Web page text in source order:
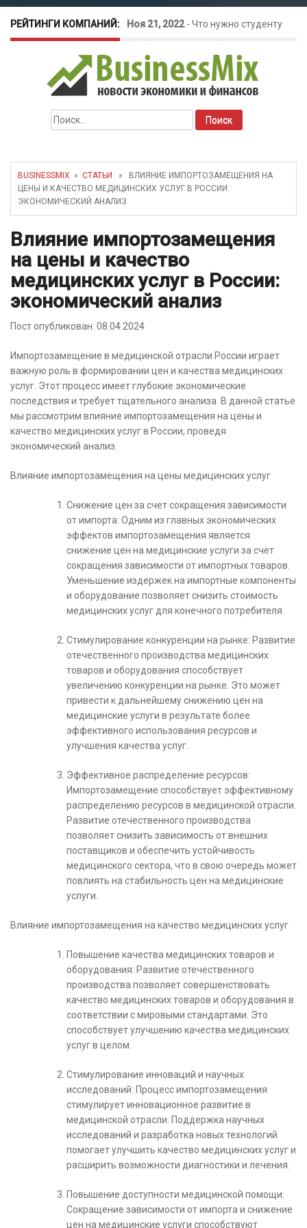
РЕЙТИНГИ КОМПАНИЙ: Ноя 21, 2022- Что нужно студенту
для открытия бизнеса?
Окт 26, 2022-Телефония для
amoCRM: лучшие инструменты для
бизнеса
Найти:
BUSINESSMIX » СТАТЬИ
» ВЛИЯНИЕ ИМПОРТОЗАМЕЩЕНИЯ НА
ЦЕНЫ И КАЧЕСТВО МЕДИЦИНСКИХ УСЛУГ В РОССИИ:
ЭКОНОМИЧЕСКИЙ АНАЛИЗ
Влияние импортозамещения
на цены и качество
медицинских услуг в России:
экономический анализ
Пост опубликован: 08.04.2024
Импортозамещение в медицинской отрасли России играет
важную роль в формировании цен и качества медицинских
услуг. Этот процесс имеет глубокие экономические
последствия и требует тщательного анализа. В данной статье
мы рассмотрим влияние импортозамещения на цены и
качество медицинских услуг в России, проведя
экономический анализ.
Влияние импортозамещения на цены медицинских услуг
Снижение цен за счет сокращения зависимости
от импорта: Одним из главных экономических
эффектов импортозамещения является
снижение цен на медицинские услуги за счет
сокращения зависимости от импортных товаров.
Уменьшение издержек на импортные компоненты
и оборудование позволяет снизить стоимость
медицинских услуг для конечного потребителя.
Стимулирование конкуренции на рынке: Развитие
отечественного производства медицинских
товаров и оборудования способствует
увеличению конкуренции на рынке. Это может
привести к дальнейшему снижению цен на
медицинские услуги в результате более
эффективного использования ресурсов и
улучшения качества услуг.
Эффективное распределение ресурсов:
Импортозамещение способствует эффективному
распределению ресурсов в медицинской отрасли.
Развитие отечественного производства
позволяет снизить зависимость от внешних
поставщиков и обеспечить устойчивость
медицинского сектора, что в свою очередь может
повлиять на стабильность цен на медицинские
услуги.
Влияние импортозамещения на качество медицинских услуг
Повышение качества медицинских товаров и
оборудования: Развитие отечественного
производства позволяет совершенствовать
качество медицинских товаров и оборудования в
соответствии с мировыми стандартами. Это
способствует улучшению качества медицинских
услуг в целом.
Стимулирование инноваций и научных
исследований: Процесс импортозамещения
стимулирует инновационное развитие в
медицинской отрасли. Поддержка научных
исследований и разработка новых технологий
помогает улучшить качество медицинских услуг и
расширить возможности диагностики и лечения.
Повышение доступности медицинской помощи:
Сокращение зависимости от импорта и снижение
цен на медицинские услуги способствуют